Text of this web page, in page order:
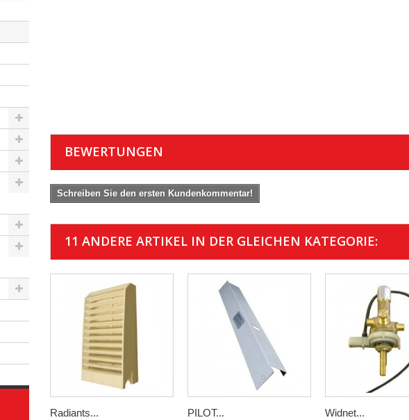
BEWERTUNGEN
Schreiben Sie den ersten Kundenkommentar!
11 ANDERE ARTIKEL IN DER GLEICHEN KATEGORIE:
Radiants... PILOT... Widnet...